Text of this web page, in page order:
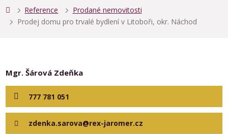
Reference
Prodané nemovitosti
Prodej domu pro trvalé bydlení v Litoboři, okr. Náchod
Mgr. Šárová Zdeňka
777 781 051
zdenka.sarova@rex-jaromer.cz